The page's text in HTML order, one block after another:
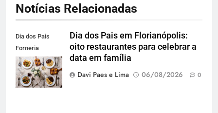
Notícias Relacionadas
Dia dos Pais
Forneria
Carbone. Foto
Agência Blend
Dia dos Pais em Florianópolis:
oito restaurantes para celebrar a
data em família
Davi Paes e Lima
06/08/2026 0